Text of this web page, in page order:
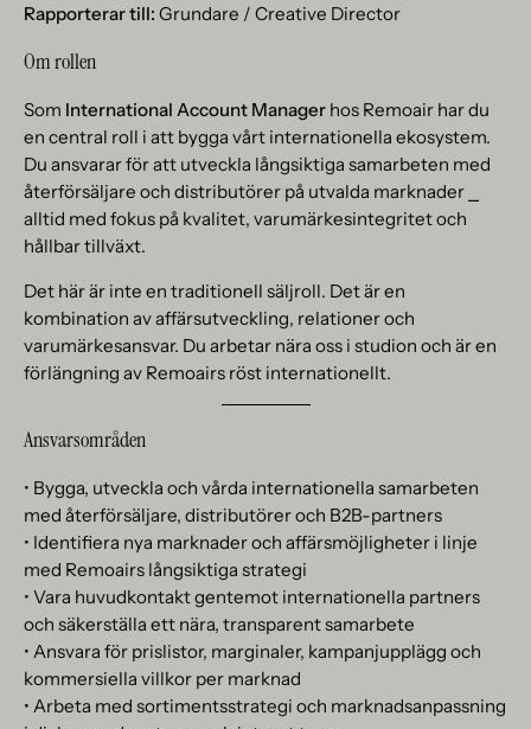
Rapporterar till: Grundare / Creative Director
Om rollen
Som International Account Manager hos Remoair har du
en central roll i att bygga vårt internationella ekosystem.
Du ansvarar för att utveckla långsiktiga samarbeten med
återförsäljare och distributörer på utvalda marknader ⎯
alltid med fokus på kvalitet, varumärkesintegritet och
hållbar tillväxt.
Det här är inte en traditionell säljroll. Det är en
kombination av affärsutveckling, relationer och
varumärkesansvar. Du arbetar nära oss i studion och är en
förlängning av Remoairs röst internationellt.
Ansvarsområden
• Bygga, utveckla och vårda internationella samarbeten
med återförsäljare, distributörer och B2B-partners
• Identifiera nya marknader och affärsmöjligheter i linje
med Remoairs långsiktiga strategi
• Vara huvudkontakt gentemot internationella partners
och säkerställa ett nära, transparent samarbete
• Ansvara för prislistor, marginaler, kampanjupplägg och
kommersiella villkor per marknad
• Arbeta med sortimentsstrategi och marknadsanpassning